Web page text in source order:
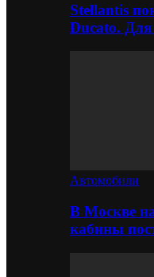
Stellantis
Ducato.
Автомобили
В Москве
кабины